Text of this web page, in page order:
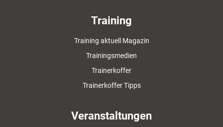
Training
Training aktuell Magazin
Trainingsmedien
Trainerkoffer
Trainerkoffer Tipps
Veranstaltungen